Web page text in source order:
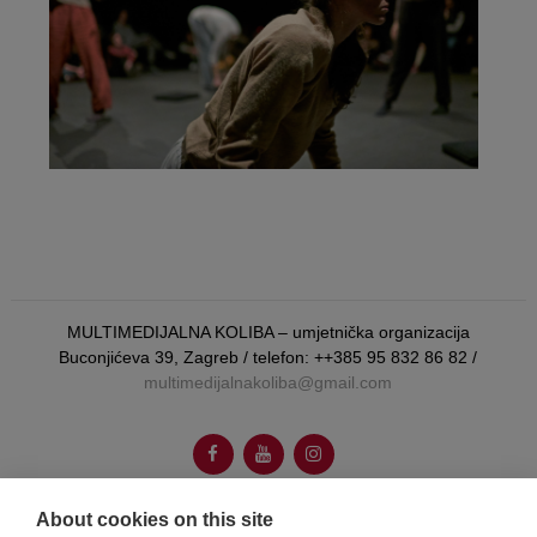
MULTIMEDIJALNA KOLIBA – umjetnička organizacija
Buconjićeva 39, Zagreb / telefon: ++385 95 832 86 82 /
multimedijalnakoliba@gmail.com
About cookies on this site